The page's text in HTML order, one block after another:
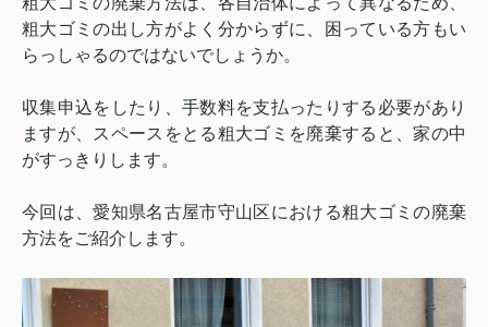
粗大ゴミの出し方がよく分からずに、困っている方もい
らっしゃるのではないでしょうか。
収集申込をしたり、手数料を支払ったりする必要があり
ますが、スペースをとる粗大ゴミを廃棄すると、家の中
がすっきりします。
今回は、愛知県名古屋市守山区における粗大ゴミの廃棄
方法をご紹介します。